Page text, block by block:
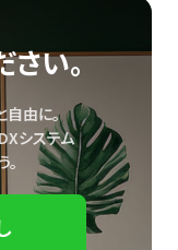
さい。
自由に。
システム